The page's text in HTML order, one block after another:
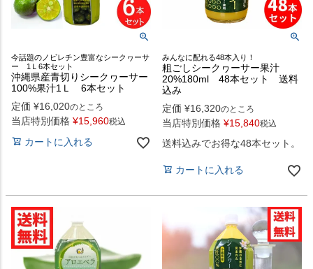
今話題のノビレチン豊富なシークヮーサ
ー 1Ｌ6本セット
沖縄県産青切りシークヮーサー
100%果汁1Ｌ 6本セット
定価 ¥16,020のところ
当店特別価格 ¥15,960税込
カートに入れる
みんなに配れる48本入り！
粗ごしシークヮーサー果汁
20%180ml 48本セット 送料
込み
定価 ¥16,320のところ
当店特別価格 ¥15,840税込
送料込みでお得な48本セット。
カートに入れる